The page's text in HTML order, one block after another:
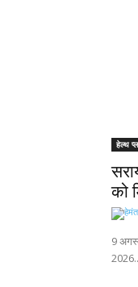
हेल्थ
को
9